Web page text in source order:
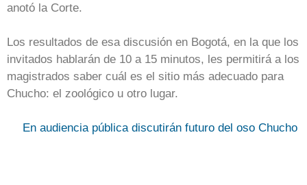
anotó la Corte.
Los resultados de esa discusión en Bogotá, en la que los
invitados hablarán de 10 a 15 minutos, les permitirá a los
magistrados saber cuál es el sitio más adecuado para
Chucho: el zoológico u otro lugar.
En audiencia pública discutirán futuro del oso Chucho